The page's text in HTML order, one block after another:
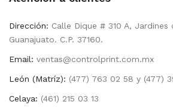
Dirección: Calle Dique # 310 A,
Guanajuato. C.P. 37160.
Email: ventas@controlprint.com.mx
León (Matríz): (477) 763 02 58 y (477)
Celaya: (461) 215 03 13